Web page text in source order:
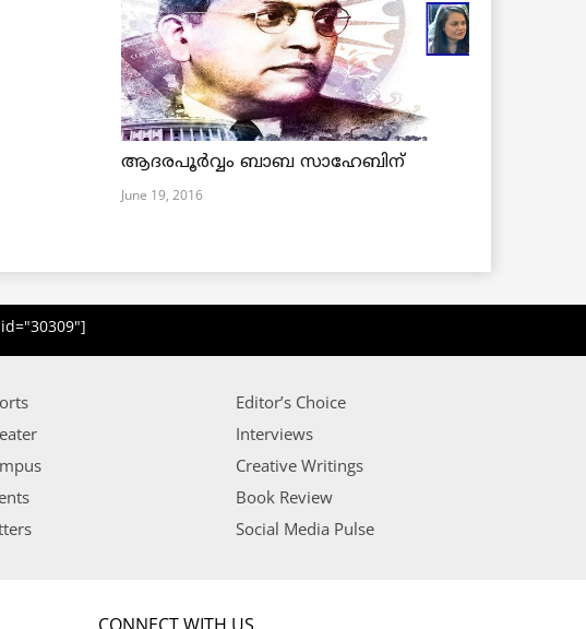
ആദരപൂര്‍വ്വം ബാബ സാഹേബിന്
June 19, 2016
Editor’s Choice
Interviews
Creative Writings
Book Review
Social Media Pulse